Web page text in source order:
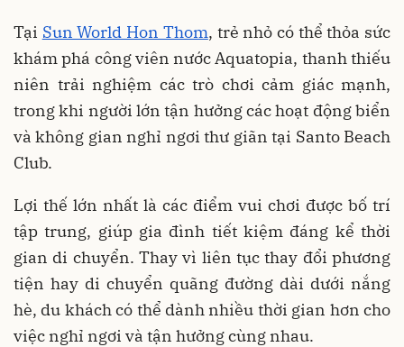
Tại Sun World Hon Thom, trẻ nhỏ có thể thỏa sức
khám phá công viên nước Aquatopia, thanh thiếu
niên trải nghiệm các trò chơi cảm giác mạnh,
trong khi người lớn tận hưởng các hoạt động biển
và không gian nghỉ ngơi thư giãn tại Santo Beach
Club.
Lợi thế lớn nhất là các điểm vui chơi được bố trí
tập trung, giúp gia đình tiết kiệm đáng kể thời
gian di chuyển. Thay vì liên tục thay đổi phương
tiện hay di chuyển quãng đường dài dưới nắng
hè, du khách có thể dành nhiều thời gian hơn cho
việc nghỉ ngơi và tận hưởng cùng nhau.